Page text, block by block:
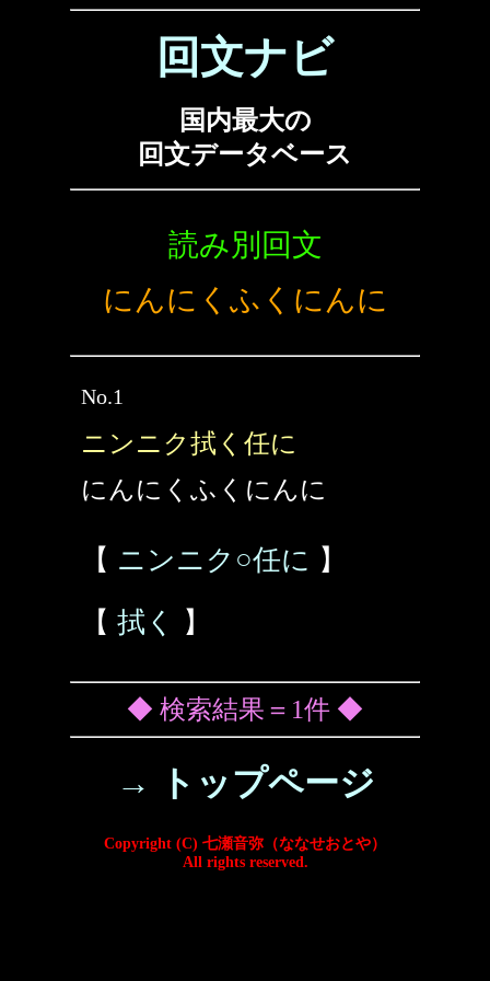
回文ナビ
国内最大の
回文データベース
読み別回文
にんにくふくにんに
No.1
ニンニク拭く任に
にんにくふくにんに
【 ニンニク○任に 】
【 拭く 】
◆ 検索結果＝1件 ◆
→ トップページ
Copyright (C) 七瀬音弥（ななせおとや）
All rights reserved.